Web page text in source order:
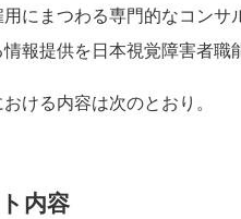
にまつわる専門的なコン
報提供を日本視覚障害者職
ける内容は次のとおり。
内容